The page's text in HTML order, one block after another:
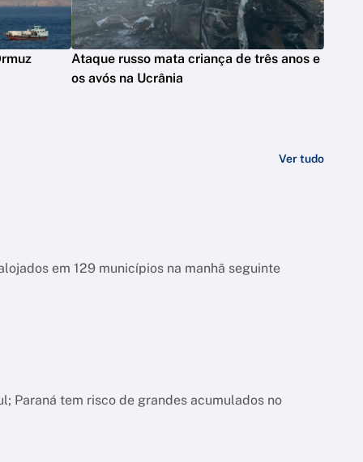
Ataque russo mata criança de três anos e
os avós na Ucrânia
Ver tudo
em 129 municípios na manhã seguinte
Paraná tem risco de grandes acumulados no